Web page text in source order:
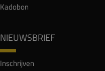
Kadobon
NIEUWSBRIEF
Inschrijven